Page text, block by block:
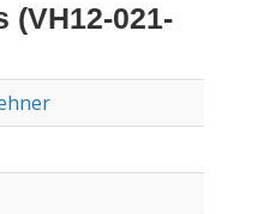
(VH12-021-